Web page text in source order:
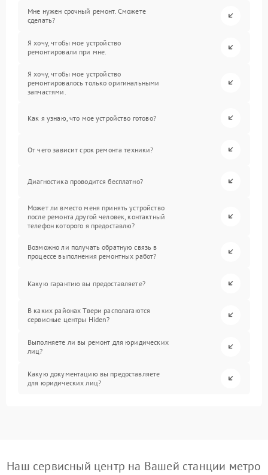
Мне нужен срочный ремонт. Сможете
сделать?
Я хочу, чтобы мое устройство
ремонтировали при мне.
Я хочу, чтобы мое устройство
ремонтировалось только оригинальными
запчастями.
Как я узнаю, что мое устройство готово?
От чего зависит срок ремонта техники?
Диагностика проводится бесплатно?
Может ли вместо меня принять устройство
после ремонта другой человек, контактный
телефон которого я предоставлю?
Возможно ли получать обратную связь в
процессе выполнения ремонтных работ?
Какую гарантию вы предоставляете?
В каких районах Твери располагаются
сервисные центры Hiden?
Выполняете ли вы ремонт для юридических
лиц?
Какую документацию вы предоставляете
для юридических лиц?
Наш сервисный центр на Вашей станции метро